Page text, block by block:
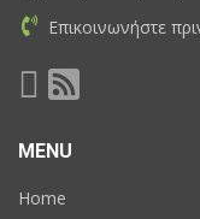
Επικοινωνήστε
MENU
Home